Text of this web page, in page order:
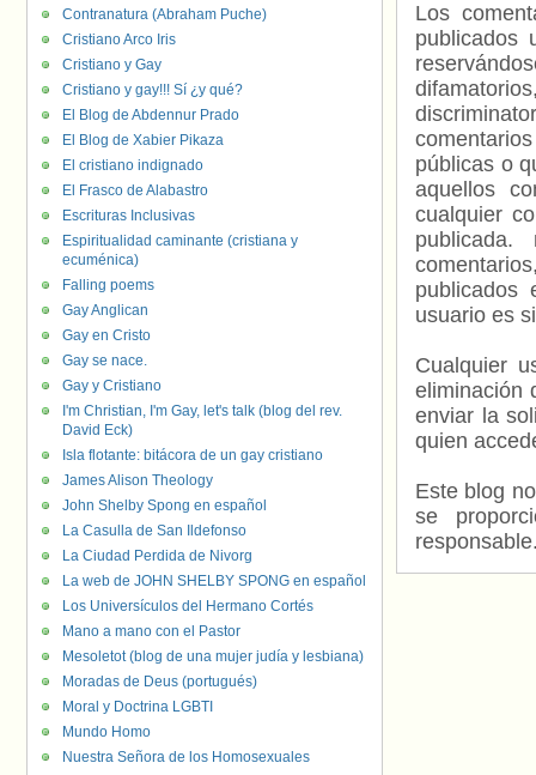
Los
publicados
públicas o
aquellos
cualquier
usuario es
Cualquier
eliminación
enviar la
quien
Este blog
se
Contranatura (Abraham Puche)
Cristiano Arco Iris
Cristiano y Gay
Cristiano y gay!!! Sí ¿y qué?
El Blog de Abdennur Prado
El Blog de Xabier Pikaza
El cristiano indignado
El Frasco de Alabastro
Escrituras Inclusivas
Espiritualidad caminante (cristiana y
ecuménica)
Falling poems
Gay Anglican
Gay en Cristo
Gay se nace.
Gay y Cristiano
I'm Christian, I'm Gay, let's talk (blog del rev.
David Eck)
Isla flotante: bitácora de un gay cristiano
James Alison Theology
John Shelby Spong en español
La Casulla de San Ildefonso
La Ciudad Perdida de Nivorg
La web de JOHN SHELBY SPONG en español
Los Universículos del Hermano Cortés
Mano a mano con el Pastor
Mesoletot (blog de una mujer judía y lesbiana)
Moradas de Deus (portugués)
Moral y Doctrina LGBTI
Mundo Homo
Nuestra Señora de los Homosexuales